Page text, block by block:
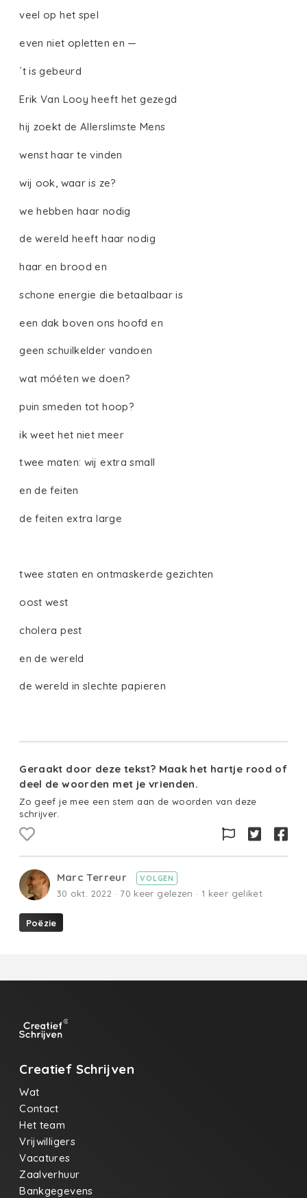
veel op het spel
even niet opletten en —
´t is gebeurd
Erik Van Looy heeft het gezegd
hij zoekt de Allerslimste Mens
wenst haar te vinden
wij ook, waar is ze?
we hebben haar nodig
de wereld heeft haar nodig
haar en brood en
schone energie die betaalbaar is
een dak boven ons hoofd en
geen schuilkelder vandoen
wat móéten we doen?
puin smeden tot hoop?
ik weet het niet meer
twee maten: wij extra small
en de feiten
de feiten extra large
twee staten en ontmaskerde gezichten
oost west
cholera pest
en de wereld
de wereld in slechte papieren
Geraakt door deze tekst? Maak het hartje rood of
deel de woorden met je vrienden.
Zo geef je mee een stem aan de woorden van deze
schrijver.
Marc Terreur VOLGEN
30 okt. 2022 · 70 keer gelezen · 1 keer geliket
Poëzie
Creatief Schrijven
Wat
Contact
Het team
Vrijwilligers
Vacatures
Zaalverhuur
Bankgegevens